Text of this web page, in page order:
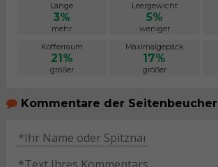
Länge
3%
mehr
Leergewicht
5%
weniger
Kofferraum
21%
größer
Maximalgepäck
17%
größer
Kommentare der Seitenbeucher